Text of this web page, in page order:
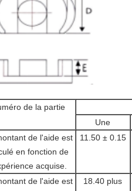
de la partie
Une
de l'aide est
en fonction de
acquise.
11.50 ± 0.15
de l'aide est
18.40 plus